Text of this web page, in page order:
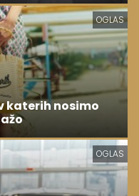
OGLAS
katerih nosimo
OGLAS